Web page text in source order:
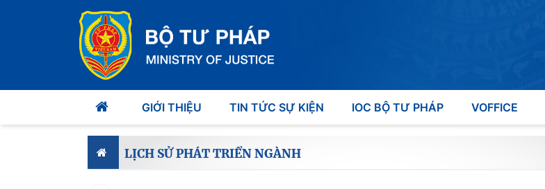
GIỚI THIỆU TIN TỨC SỰ KIỆN IOC BỘ TƯ PHÁP VOFFICE
LỊCH SỬ PHÁT TRIỂN NGÀNH